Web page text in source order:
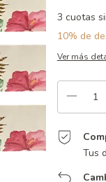
3 cuotas
10% de
Ver más
Tus